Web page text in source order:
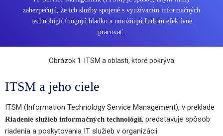
zabezpečujú, že ich služby spojené s využívaním informačných
technológií fungujú hladko a umožňujú ľuďom efektívne
pracovať.
Obrázok 1: ITSM a oblasti, ktoré pokrýva
ITSM a jeho ciele
ITSM (Information Technology Service Management), v preklade
Riadenie služieb informačných technológií, predstavuje spôsob
riadenia a poskytovania IT služieb v organizácii.